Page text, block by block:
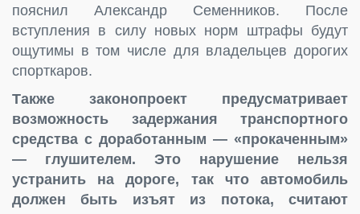
пояснил Александр Семенников. После
вступления в силу новых норм штрафы будут
ощутимы в том числе для владельцев дорогих
спорткаров.
Также законопроект предусматривает
возможность задержания транспортного
средства с доработанным — «прокаченным»
— глушителем. Это нарушение нельзя
устранить на дороге, так что автомобиль
должен быть изъят из потока, считают